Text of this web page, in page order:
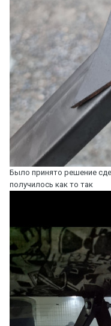
Было принято решение
получилось как то так